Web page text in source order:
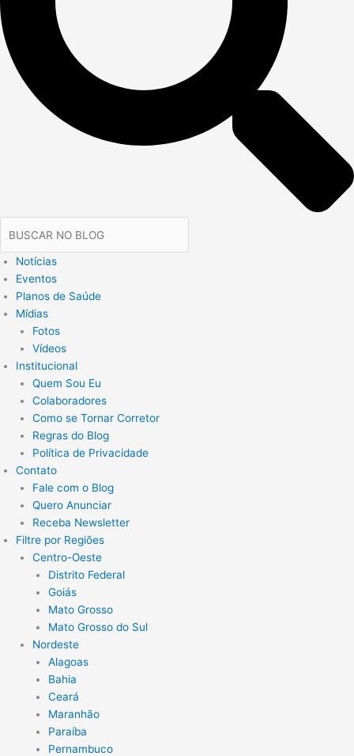
Notícias
Eventos
Planos de Saúde
Mídias
Fotos
Vídeos
Institucional
Quem Sou Eu
Colaboradores
Como se Tornar Corretor
Regras do Blog
Política de Privacidade
Contato
Fale com o Blog
Quero Anunciar
Receba Newsletter
Filtre por Regiões
Centro-Oeste
Distrito Federal
Goiás
Mato Grosso
Mato Grosso do Sul
Nordeste
Alagoas
Bahia
Ceará
Maranhão
Paraíba
Pernambuco